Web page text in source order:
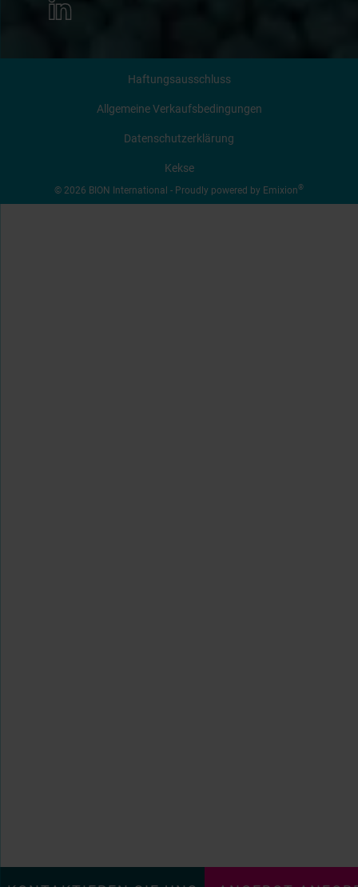
KONTAKTIERE UNS
ANGEBOT ANFORDERN
© 2026 BION International - Proudly powered by Emixion®
Haftungsausschluss
Allgemeine Verkaufsbedingungen
Datenschutzerklärung
Kekse